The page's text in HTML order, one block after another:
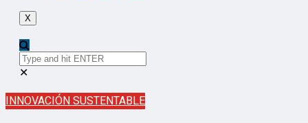
X
✕
INNOVACIÓN SUSTENTABLE